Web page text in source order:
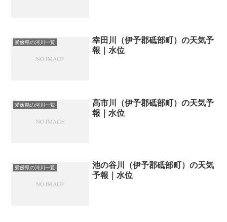
愛媛県の河川一覧
幸田川（伊予郡砥部町）の天気予
報｜水位
愛媛県の河川一覧
高市川（伊予郡砥部町）の天気予
報｜水位
愛媛県の河川一覧
池の谷川（伊予郡砥部町）の天気
予報｜水位